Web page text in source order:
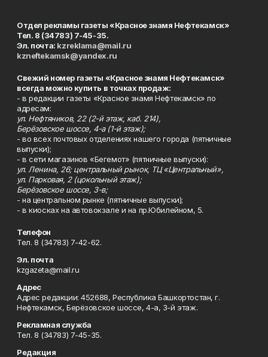
Отдел рекламы газеты «Красное знамя Нефтекамск»
Тел. 8 (34783) 7-45-35.
Эл. почта: kzreklama@mail.ru
kzneftekamsk@yandex.ru
Свежий номер газеты «Красное знамя Нефтекамск»
всегда можно купить в точках продаж:
- в редакции газеты «Красное знамя Нефтекамск» по
адресам:
ул. Нефтяников, 22 (2-й этаж, каб. 214),
Берёзовское шоссе, 4-а (1-й этаж);
- во всех почтовых отделениях нашего города (пятничные
выпуски);
- в сети магазинов «Бегемот» (пятничные выпуски):
ул. Ленина, 26; центральный рынок, ТЦ «Центральный»,
ул. Парковая, 2 (цокольный этаж);
Берёзовское шоссе, 3-в;
- на центральном рынке (пятничные выпуски);
- в киосках на автовокзале и на пр.Юбилейном, 5.
Телефон
Тел. 8 (34783) 7-42-62.
Эл. почта
kzgazeta@mail.ru
Адрес
Адрес редакции: 452688, Республика Башкортостан, г.
Нефтекамск, Берёзовское шоссе, 4-а, 3-й этаж.
Рекламная служба
Тел. 8 (34783) 7-45-35.
Редакция